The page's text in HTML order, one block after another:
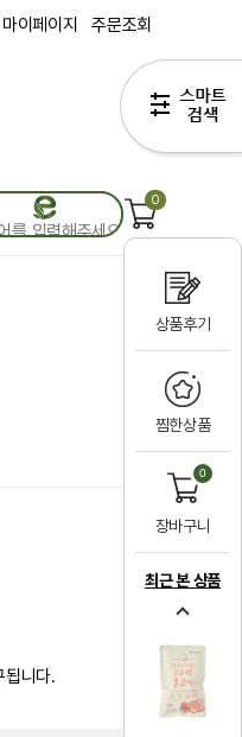
상품후기
찜한상품
0
장바구니
최근 본 상품
마이페이지 주문조회
0
니다.